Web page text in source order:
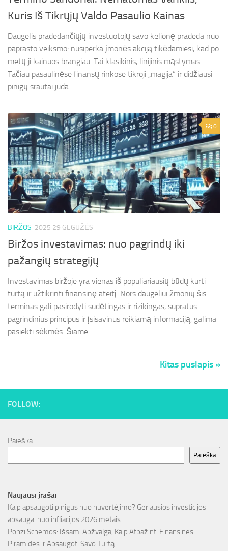
Kuris Iš Tikrųjų Valdo Pasaulio Kainas
Daugelis pradedančiųjų investuotojų savo kelionę pradeda nuo
paprasto veiksmo: nusiperka įmonės akciją tikėdamiesi, kad po
metų ji kainuos brangiau. Tai klasikinis, linijinis mąstymas.
Tačiau pasaulinėse finansų rinkose tikroji „magija” ir didžiausi
pinigų srautai juda...
0
BIRŽOS 2025 29 GEGUŽĖS
Biržos investavimas: nuo pagrindų iki
pažangių strategijų
Investavimas biržoje yra vienas iš populiariausių būdų kurti
turtą ir užtikrinti finansinę ateitį. Nors daugeliui žmonių šis
terminas gali pasirodyti sudėtingas ir rizikingas, supratus
pagrindinius principus ir įsisavinus reikiamą informaciją, galima
pasiekti sėkmės. Šiame...
Kitas puslapis »
FOLLOW:
Paieška
Paieška
Naujausi įrašai
Kaip apsaugoti pinigus nuo nuvertėjimo? Geriausios investicijos
apsaugai nuo infliacijos 2026 metais
Ponzi Schemos: Išsami Apžvalga, Kaip Atpažinti Finansines
Piramides ir Apsaugoti Savo Turtą